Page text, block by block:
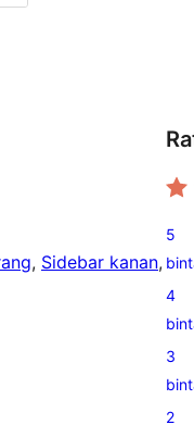
, Sidebar kanan , 1
5-
5
2
4-
4
0
3
2